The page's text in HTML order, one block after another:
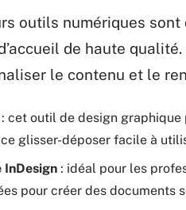
outils numériques
de haute
le contenu et le
: cet outil de design
glisser-déposer facile à
InDesign : idéal pour les
pour créer des documents